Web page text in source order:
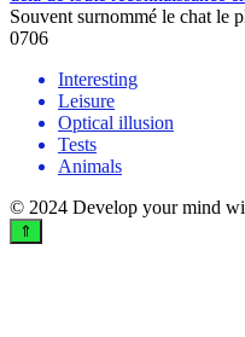
Souvent surnommé le chat le
0706
Interesting
Leisure
Optical illusion
Tests
Animals
© 2024 Develop your mind